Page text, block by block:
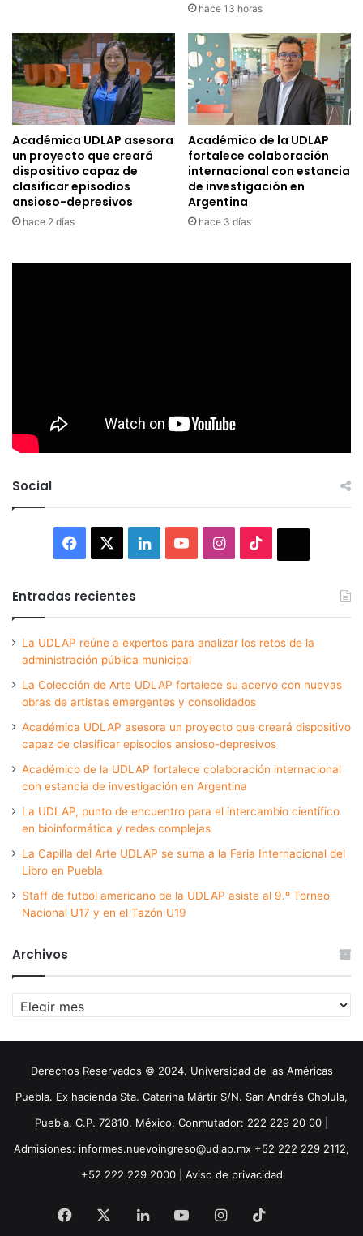
hace 13 horas
Académica UDLAP asesora
un proyecto que creará
dispositivo capaz de
clasificar episodios
ansioso-depresivos
hace 2 días
Académico de la UDLAP
fortalece colaboración
internacional con estancia
de investigación en
Argentina
hace 3 días
Social
Facebook LinkedInYouTubeInstagram
Entradas recientes
La UDLAP reúne a expertos para analizar los retos de la
administración pública municipal
La Colección de Arte UDLAP fortalece su acervo con nuevas
obras de artistas emergentes y consolidados
Académica UDLAP asesora un proyecto que creará dispositivo
capaz de clasificar episodios ansioso-depresivos
Académico de la UDLAP fortalece colaboración internacional
con estancia de investigación en Argentina
La UDLAP, punto de encuentro para el intercambio científico
en bioinformática y redes complejas
La Capilla del Arte UDLAP se suma a la Feria Internacional del
Libro en Puebla
Staff de futbol americano de la UDLAP asiste al 9.º Torneo
Nacional U17 y en el Tazón U19
Archivos
Archivos
Derechos Reservados © 2024. Universidad de las Américas
Puebla. Ex hacienda Sta. Catarina Mártir S/N. San Andrés Cholula,
Puebla. C.P. 72810. México. Conmutador: 222 229 20 00 |
Admisiones: informes.nuevoingreso@udlap.mx +52 222 229 2112,
+52 222 229 2000 | Aviso de privacidad
Facebook LinkedInYouTubeInstagram